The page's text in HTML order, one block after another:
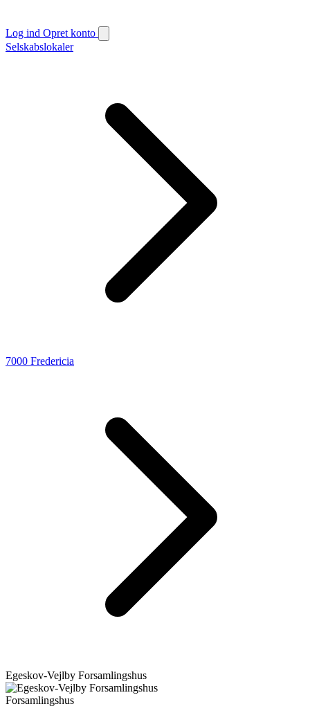
Log ind Opret konto
Selskabslokaler
7000 Fredericia
Egeskov-Vejlby Forsamlingshus
Forsamlingshus